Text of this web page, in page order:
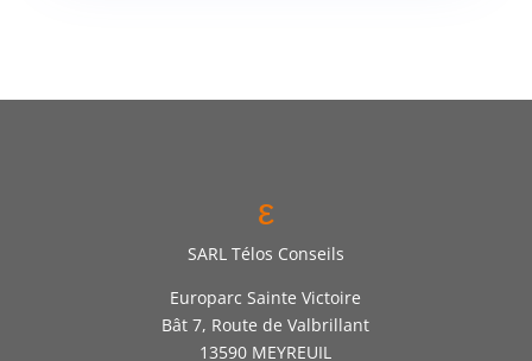
ε
SARL Télos Conseils
Europarc Sainte Victoire
Bât 7, Route de Valbrillant
13590 MEYREUIL